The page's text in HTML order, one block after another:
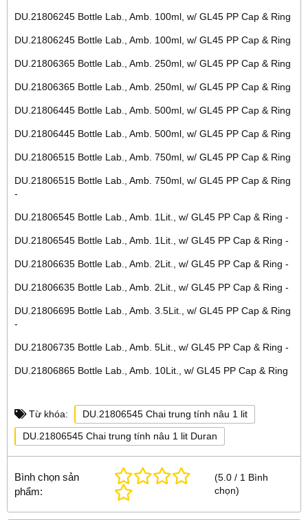
DU.21806245 Bottle Lab., Amb. 100ml, w/ GL45 PP Cap & Ring
DU.21806245 Bottle Lab., Amb. 100ml, w/ GL45 PP Cap & Ring
DU.21806365 Bottle Lab., Amb. 250ml, w/ GL45 PP Cap & Ring
DU.21806365 Bottle Lab., Amb. 250ml, w/ GL45 PP Cap & Ring
DU.21806445 Bottle Lab., Amb. 500ml, w/ GL45 PP Cap & Ring
DU.21806445 Bottle Lab., Amb. 500ml, w/ GL45 PP Cap & Ring
DU.21806515 Bottle Lab., Amb. 750ml, w/ GL45 PP Cap & Ring
DU.21806515 Bottle Lab., Amb. 750ml, w/ GL45 PP Cap & Ring
-
DU.21806545 Bottle Lab., Amb. 1Lit., w/ GL45 PP Cap & Ring -
DU.21806545 Bottle Lab., Amb. 1Lit., w/ GL45 PP Cap & Ring -
DU.21806635 Bottle Lab., Amb. 2Lit., w/ GL45 PP Cap & Ring -
DU.21806635 Bottle Lab., Amb. 2Lit., w/ GL45 PP Cap & Ring -
DU.21806695 Bottle Lab., Amb. 3.5Lit., w/ GL45 PP Cap & Ring
-
DU.21806735 Bottle Lab., Amb. 5Lit., w/ GL45 PP Cap & Ring -
DU.21806865 Bottle Lab., Amb. 10Lit., w/ GL45 PP Cap & Ring
Từ khóa:
DU.21806545 Chai trung tính nâu 1 lit
DU.21806545 Chai trung tính nâu 1 lit Duran
Bình chọn sản
phẩm:
(5.0 / 1 Bình
chọn)